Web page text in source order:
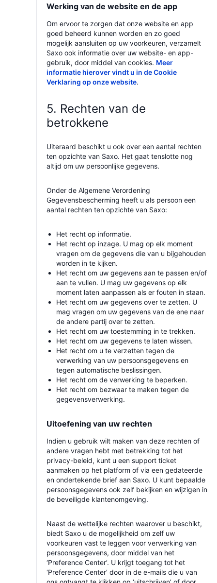
Werking van de website en de app
Om ervoor te zorgen dat onze website en app
goed beheerd kunnen worden en zo goed
mogelijk aansluiten op uw voorkeuren, verzamelt
Saxo ook informatie over uw website- en app-
gebruik, door middel van cookies. Meer
informatie hierover vindt u in de Cookie
Verklaring op onze website.
5. Rechten van de
betrokkene
Uiteraard beschikt u ook over een aantal rechten
ten opzichte van Saxo. Het gaat tenslotte nog
altijd om uw persoonlijke gegevens.
Onder de Algemene Verordening
Gegevensbescherming heeft u als persoon een
aantal rechten ten opzichte van Saxo:
Het recht op informatie.
Het recht op inzage. U mag op elk moment
vragen om de gegevens die van u bijgehouden
worden in te kijken.
Het recht om uw gegevens aan te passen en/of
aan te vullen. U mag uw gegevens op elk
moment laten aanpassen als er fouten in staan.
Het recht om uw gegevens over te zetten. U
mag vragen om uw gegevens van de ene naar
de andere partij over te zetten.
Het recht om uw toestemming in te trekken.
Het recht om uw gegevens te laten wissen.
Het recht om u te verzetten tegen de
verwerking van uw persoonsgegevens en
tegen automatische beslissingen.
Het recht om de verwerking te beperken.
Het recht om bezwaar te maken tegen de
gegevensverwerking.
Uitoefening van uw rechten
Indien u gebruik wilt maken van deze rechten of
andere vragen hebt met betrekking tot het
privacy-beleid, kunt u een support ticket
aanmaken op het platform of via een gedateerde
en ondertekende brief aan Saxo. U kunt bepaalde
persoonsgegevens ook zelf bekijken en wijzigen in
de beveiligde klantenomgeving.
Naast de wettelijke rechten waarover u beschikt,
biedt Saxo u de mogelijkheid om zelf uw
voorkeuren vast te leggen voor verwerking van
persoonsgegevens, door middel van het
‘Preference Center’. U krijgt toegang tot het
‘Preference Center’ door in de e-mails die u van